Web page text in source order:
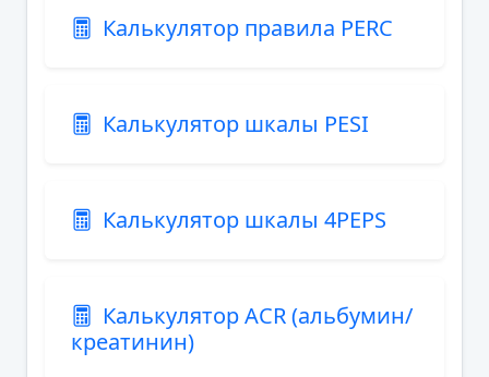
Калькулятор правила PERC
Калькулятор шкалы PESI
Калькулятор шкалы 4PEPS
Калькулятор ACR (альбумин/
креатинин)